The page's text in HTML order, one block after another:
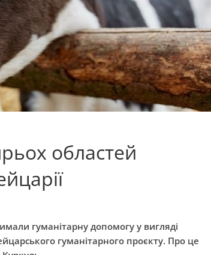
областей
гуманітарну допомогу у вигляді
гуманітарного проєкту. Про це